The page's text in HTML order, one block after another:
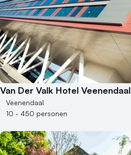
Van Der Valk Hotel Veenendaal
Veenendaal
10 - 450 personen